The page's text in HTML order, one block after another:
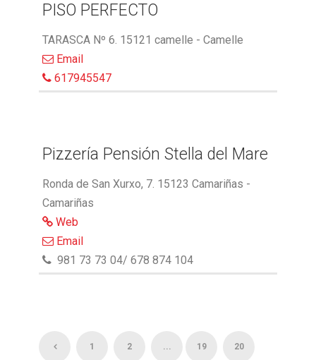
PISO PERFECTO
TARASCA Nº 6. 15121 camelle - Camelle
Email
617945547
Pizzería Pensión Stella del Mare
Ronda de San Xurxo, 7. 15123 Camariñas -
Camariñas
Web
Email
981 73 73 04/ 678 874 104
1 2 ... 19 20